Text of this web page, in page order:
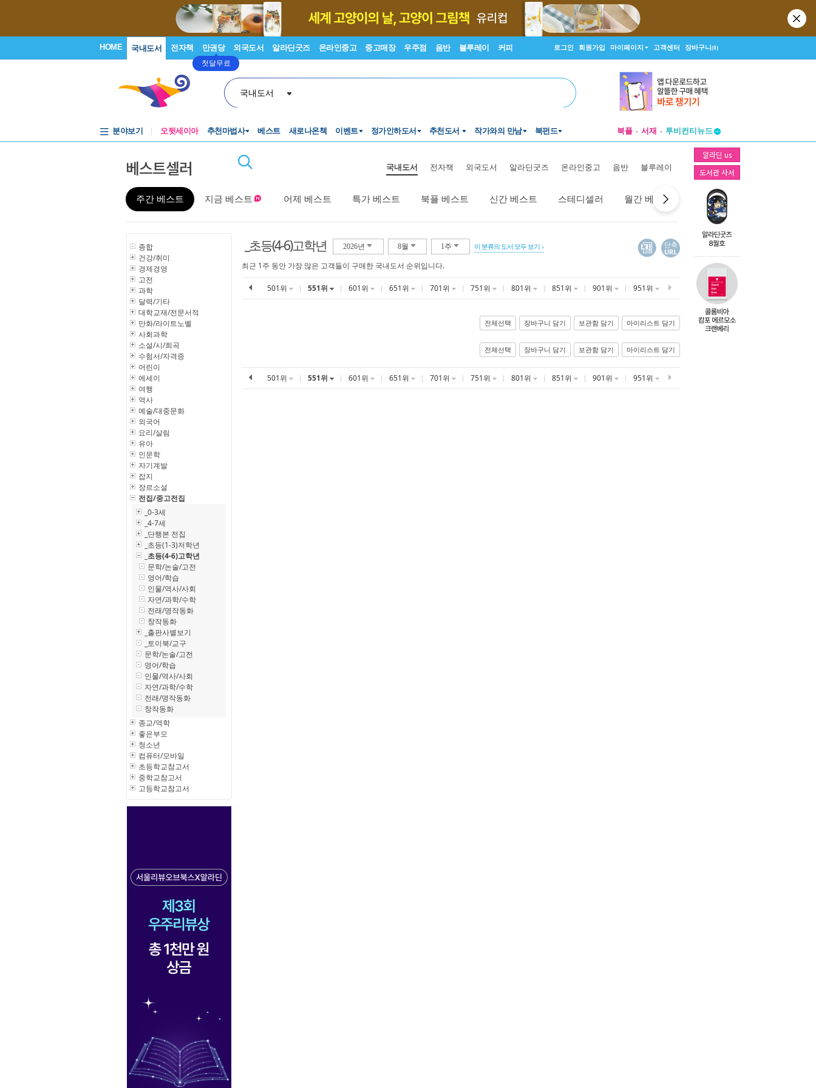
HOME 국내도서 전자책 만권당
첫달무료
외국도서 알라딘굿즈 온라인중고 중고매장 우주점 음반 블루레이 커피 로그인 회원가입 마이페이지 고객센터 장바구니(0)
국내도서
분야보기 오뒷세이아 추천마법사 베스트 새로나온책 이벤트 정가인하도서 추천도서 작가와의 만남 북펀드 북플 서재
투비컨티뉴드
창작플랫폼
투비컨티뉴드
알라딘 us
도서관 사서
베스트셀러 국내도서 전자책 외국도서 알라딘굿즈 온라인중고 음반 블루레이
주간 베스트 지금 베스트 어제 베스트 특가 베스트 북플 베스트 신간 베스트 스테디셀러 월간 베스트 역대 베스트
종합
건강/취미
경제경영
고전
과학
달력/기타
대학교재/전문서적
만화/라이트노벨
사회과학
소설/시/희곡
수험서/자격증
어린이
에세이
여행
역사
예술/대중문화
외국어
요리/살림
유아
인문학
자기계발
잡지
장르소설
전집/중고전집
_0-3세
_4-7세
_단행본 전집
_초등(1-3)저학년
_초등(4-6)고학년
문학/논술/고전
영어/학습
인물/역사/사회
자연/과학/수학
전래/명작동화
창작동화
_출판사별보기
_토이북/교구
문학/논술/고전
영어/학습
인물/역사/사회
자연/과학/수학
전래/명작동화
창작동화
종교/역학
좋은부모
청소년
컴퓨터/모바일
초등학교참고서
중학교참고서
고등학교참고서
_초등(4-6)고학년 2026년 8월 1주 이 분류의 도서 모두 보기
단축
URL
최근 1주 동안 가장 많은 고객들이 구매한 국내도서 순위입니다.
501위 551위 601위 651위 701위 751위 801위 851위 901위 951위
전체선택 장바구니 담기 보관함 담기 마이리스트 담기
전체선택 장바구니 담기 보관함 담기 마이리스트 담기
501위 551위 601위 651위 701위 751위 801위 851위 901위 951위